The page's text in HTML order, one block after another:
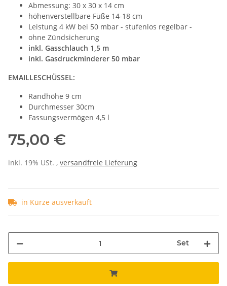
Abmessung: 30 x 30 x 14 cm
höhenverstellbare Füße 14-18 cm
Leistung 4 kW bei 50 mbar - stufenlos regelbar -
ohne Zündsicherung
inkl. Gasschlauch 1,5 m
inkl. Gasdruckminderer 50 mbar
EMAILLESCHÜSSEL:
Randhöhe 9 cm
Durchmesser 30cm
Fassungsvermögen 4,5 l
75,00 €
inkl. 19% USt. , versandfreie Lieferung
in Kürze ausverkauft
Set